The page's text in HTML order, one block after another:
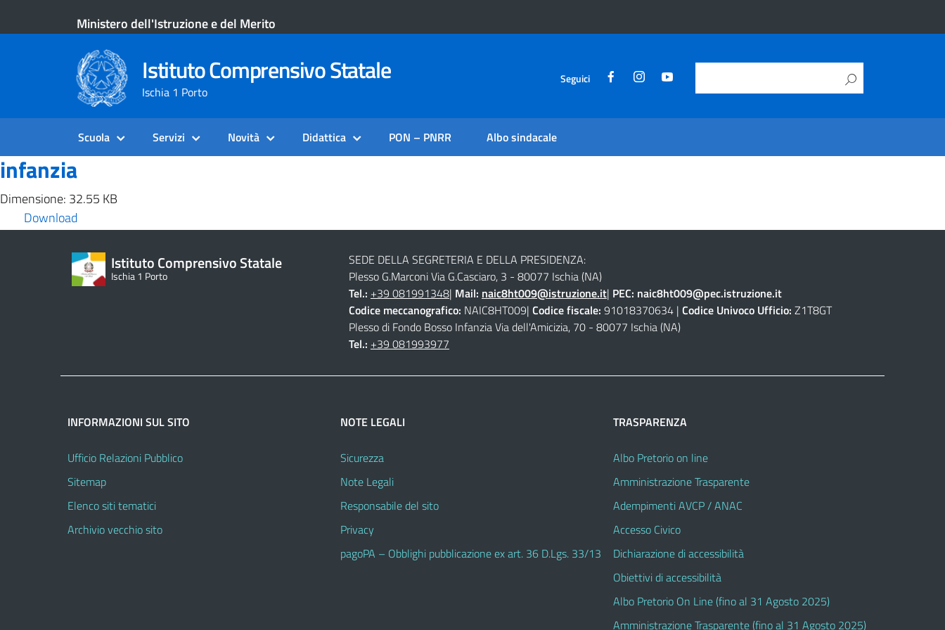
Ministero dell'Istruzione e del Merito
Istituto Comprensivo Statale
Ischia 1 Porto
Seguici
Scuola Servizi Novità Didattica PON – PNRR Albo sindacale
infanzia
Dimensione: 32.55 KB
Download
Istituto Comprensivo Statale
Ischia 1 Porto
SEDE DELLA SEGRETERIA E DELLA PRESIDENZA:
Plesso G.Marconi Via G.Casciaro, 3 - 80077 Ischia (NA)
Tel.: +39 081991348| Mail: naic8ht009@istruzione.it| PEC: naic8ht009@pec.istruzione.it
Codice meccanografico: NAIC8HT009| Codice fiscale: 91018370634 | Codice Univoco Ufficio: Z1T8GT
Plesso di Fondo Bosso Infanzia Via dell'Amicizia, 70 - 80077 Ischia (NA)
Tel.: +39 081993977
INFORMAZIONI SUL SITO
Ufficio Relazioni Pubblico
Sitemap
Elenco siti tematici
Archivio vecchio sito
NOTE LEGALI
Sicurezza
Note Legali
Responsabile del sito
Privacy
pagoPA – Obblighi pubblicazione ex art. 36 D.Lgs. 33/13
TRASPARENZA
Albo Pretorio on line
Amministrazione Trasparente
Adempimenti AVCP / ANAC
Accesso Civico
Dichiarazione di accessibilità
Obiettivi di accessibilità
Albo Pretorio On Line (fino al 31 Agosto 2025)
Amministrazione Trasparente (fino al 31 Agosto 2025)